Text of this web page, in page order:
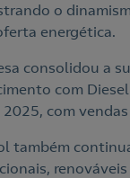
o
energética.
consolidou a
com
com
também